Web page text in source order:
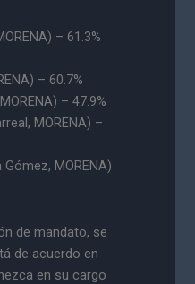
– 61.3%
– 60.7%
– 47.9%
MORENA) –
MORENA)
de mandato, se
de acuerdo en
en su cargo